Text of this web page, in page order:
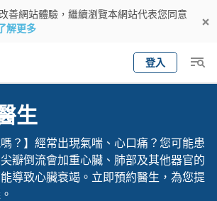
善網站體驗，繼續瀏覽本網站代表您同意
解更多
登入
預約日期
生
嗎？】經常出現氣喘、心口痛？您可能患
瓣倒流會加重心臟、肺部及其他器官的
導致心臟衰竭。立即預約醫生，為您提